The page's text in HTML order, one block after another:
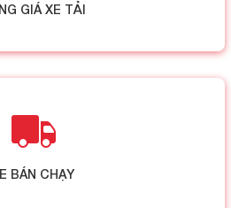
GIÁ XE TẢI
BÁN CHẠY